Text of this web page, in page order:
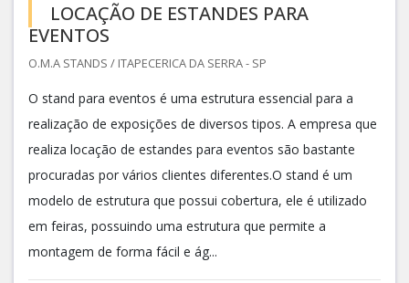
LOCAÇÃO DE ESTANDES PARA
EVENTOS
O.M.A STANDS / ITAPECERICA DA SERRA - SP
O stand para eventos é uma estrutura essencial para a
realização de exposições de diversos tipos. A empresa que
realiza locação de estandes para eventos são bastante
procuradas por vários clientes diferentes.O stand é um
modelo de estrutura que possui cobertura, ele é utilizado
em feiras, possuindo uma estrutura que permite a
montagem de forma fácil e ág...